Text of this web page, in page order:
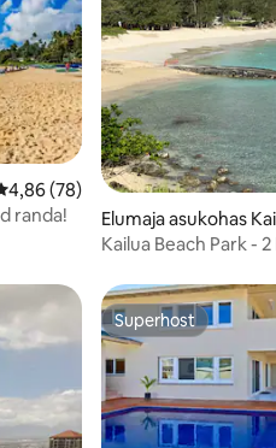
hinnang 4,86/5, 78
4,86 (78)
randa!
Elumaja asukohas
Kailua Beach Park -
Superhost
Superhost